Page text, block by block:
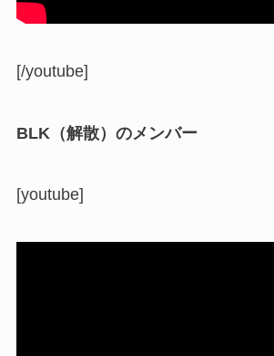
[/youtube]
BLK（解散）のメンバー
[youtube]